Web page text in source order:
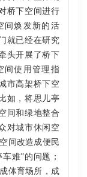
桥下空间进行
间焕发新的活
就已经在研究
头开展了桥下
间使用管理指
市高架桥下空
如，将思儿亭
间和绿地整合
对城市休闲空
间改造成便民
难”的问题；
体育场所，成